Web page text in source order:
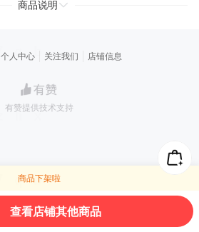
商品说明
商品下架啦
查看店铺其他商品
个人中心 关注我们 店铺信息
有赞提供技术支持